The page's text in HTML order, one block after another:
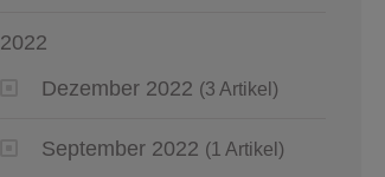
2022
Dezember 2022 (3 Artikel)
September 2022 (1 Artikel)